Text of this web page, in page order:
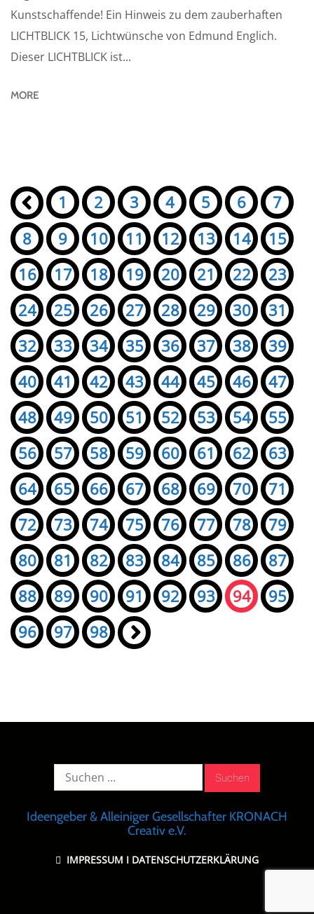
Kunstschaffende! Ein Hinweis zu dem zauberhaften
LICHTBLICK 15, Lichtwünsche von Edmund Englich.
Dieser LICHTBLICK ist...
MORE
Seiten:
« 1 2 3 4 5 6
7
8
9 10 11 12 13 14
15
16
17 18 19 20 21 22
23
24
25 26 27 28 29 30
31
32
33 34 35 36 37 38
39
40
41 42 43 44 45 46
47
48
49 50 51 52 53 54
55
56
57 58 59 60 61 62
63
64
65 66 67 68 69 70
71
72
73 74 75 76 77 78
79
80
81 82 83 84 85 86
87
88
89 90 91 92 93 94
95
96
97 98 »
Suche
Ideengeber & Alleiniger Gesellschafter KRONACH
Creativ e.V.
IMPRESSUM I DATENSCHUTZERKLÄRUNG